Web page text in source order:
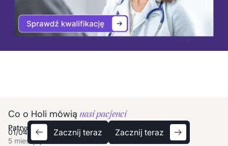
Co o Holi mówiąnasi pacjenci
01/04 Zacznij teraz Zacznij teraz
Ula
5 miesięcy temu
Patrycja
5 miesięcy temu
Anna
5 miesięcy temu
Tomek
5 miesięcy temu
Ula
5 miesięcy temu
Patrycja
5 miesięcy temu